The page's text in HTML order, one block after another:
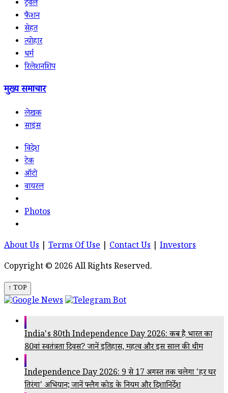
ट्रैवल
फैशन
सेहत
त्योहार
धर्म
रिलेशनशिप
मुख्य समाचार
लेखक
साइंस
विदेश
टेक
ऑटो
वायरल
Photos
About Us Terms Of Use Contact Us
Investors
Copyright © 2026 All Rights Reserved.
↑ TOP
India's 80th Independence Day 2026: कब है भारत का
80वां स्वतंत्रता दिवस? जानें इतिहास, महत्व और इस साल की थीम
Independence Day 2026: 9 से 17 अगस्त तक चलेगा 'हर घर
तिरंगा' अभियान; जानें फ्लैग कोड के नियम और दिशानिर्देश